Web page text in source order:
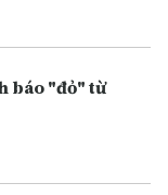
báo "đỏ" từ